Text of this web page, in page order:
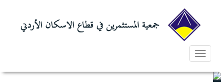
Toggle
navigation